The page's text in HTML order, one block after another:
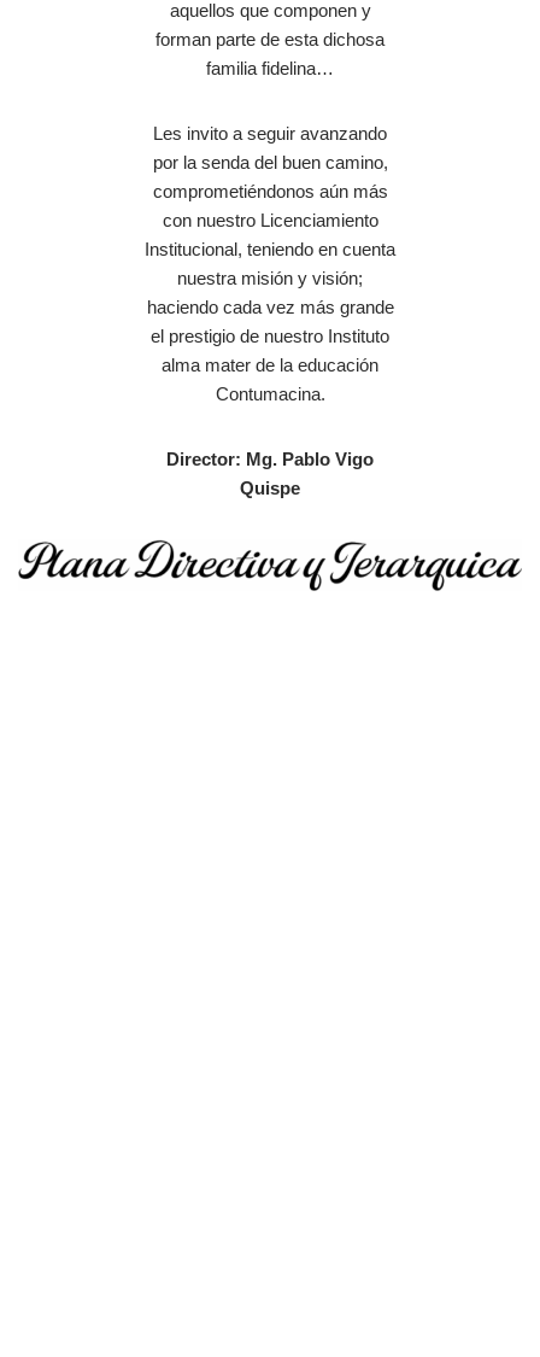
aquellos que componen y
forman parte de esta dichosa
familia fidelina…
Les invito a seguir avanzando
por la senda del buen camino,
comprometiéndonos aún más
con nuestro Licenciamiento
Institucional, teniendo en cuenta
nuestra misión y visión;
haciendo cada vez más grande
el prestigio de nuestro Instituto
alma mater de la educación
Contumacina.
Director: Mg. Pablo Vigo
Quispe